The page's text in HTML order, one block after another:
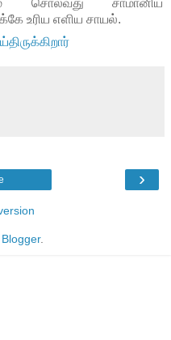
உரிய எளிய சாயல்.
›
Blogger.